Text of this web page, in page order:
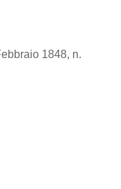
1848, n.